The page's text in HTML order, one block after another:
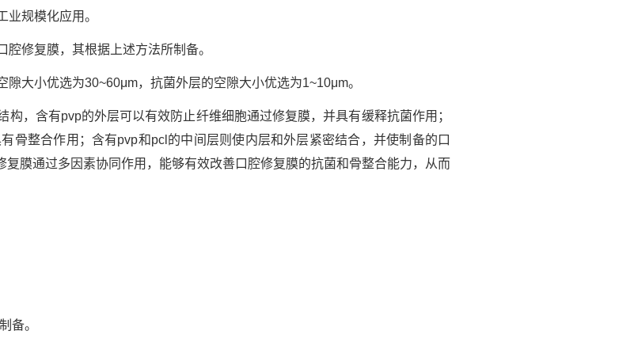
规模化应用。
修复膜，其根据上述方法所制备。
大小优选为30~60μm，抗菌外层的空隙大小优选为1~10μm。
，含有pvp的外层可以有效防止纤维细胞通过修复膜，并具有缓释抗菌作用；
骨整合作用；含有pvp和pcl的中间层则使内层和外层紧密结合，并使制备的口
膜通过多因素协同作用，能够有效改善口腔修复膜的抗菌和骨整合能力，从而
备。